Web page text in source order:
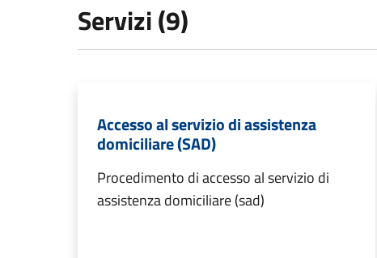
Servizi (9)
Accesso al servizio di assistenza
domiciliare (SAD)
Procedimento di accesso al servizio di
assistenza domiciliare (sad)